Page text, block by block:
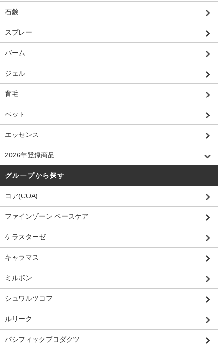
石鹸
スプレー
バーム
ジェル
育毛
ペット
エッセンス
2026年登録商品
グループから探す
コア(COA)
ファインゾーン ベースケア
ケラスターゼ
キャラマス
ミルボン
シュワルツコフ
ルリーク
パシフィックプロダクツ